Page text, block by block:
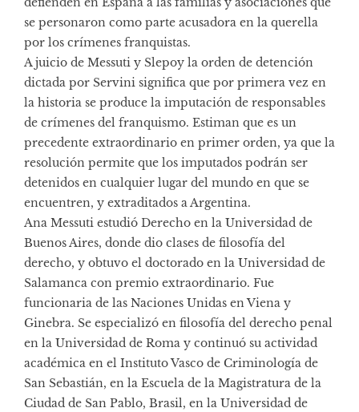
se personaron como parte acusadora en la querella
por los crímenes franquistas.
A juicio de Messuti y Slepoy la orden de detención
dictada por Servini significa que por primera vez en
la historia se produce la imputación de responsables
de crímenes del franquismo. Estiman que es un
precedente extraordinario en primer orden, ya que la
resolución permite que los imputados podrán ser
detenidos en cualquier lugar del mundo en que se
encuentren, y extraditados a Argentina.
Ana Messuti estudió Derecho en la Universidad de
Buenos Aires, donde dio clases de filosofía del
derecho, y obtuvo el doctorado en la Universidad de
Salamanca con premio extraordinario. Fue
funcionaria de las Naciones Unidas en Viena y
Ginebra. Se especializó en filosofía del derecho penal
en la Universidad de Roma y continuó su actividad
académica en el Instituto Vasco de Criminología de
San Sebastián, en la Escuela de la Magistratura de la
Ciudad de San Pablo, Brasil, en la Universidad de